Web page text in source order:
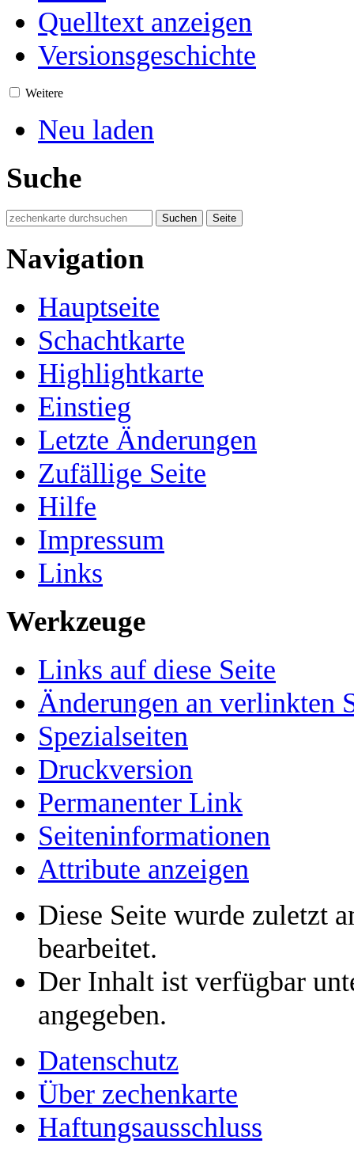
Quelltext anzeigen
Versionsgeschichte
Weitere
Neu laden
Suche
Navigation
Hauptseite
Schachtkarte
Highlightkarte
Einstieg
Letzte Änderungen
Zufällige Seite
Hilfe
Impressum
Links
Werkzeuge
Links auf diese Seite
Änderungen an verlinkten
Spezialseiten
Druckversion
Permanenter Link
Seiten­­informationen
Attribute anzeigen
Diese Seite wurde zuletzt
bearbeitet.
Der Inhalt ist verfügbar
angegeben.
Datenschutz
Über zechenkarte
Haftungsausschluss